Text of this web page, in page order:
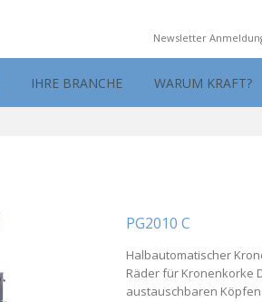
Newsletter
IHRE BRANCHE WARUM KRAFT?
PG2010 C
Halbautomatischer
Räder für Kronenkorke
austauschbaren Köpfen.